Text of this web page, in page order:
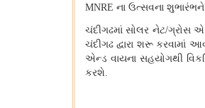
MNRE ના ઉત્સવના શુભારંભને
ચંદીગઢમાં સોલર નેટ/ગ્રોસ
ચંદીગઢ દ્વારા શરૂ
એન્ડ વાયના સહયોગથી
કરશે.